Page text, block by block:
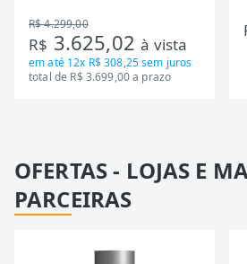
Tecnologia Inverter, Branco,
Bivolt
R$ 4.299,00
R$ 3.625,02à vista
em até 12x R$ 308,25sem juros
total de R$ 3.699,00 a prazo
OFERTAS - LOJAS E
PARCEIRAS